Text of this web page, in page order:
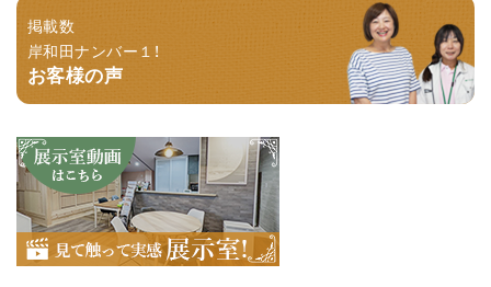
掲載数
岸和田ナンバー１！
お客様の声